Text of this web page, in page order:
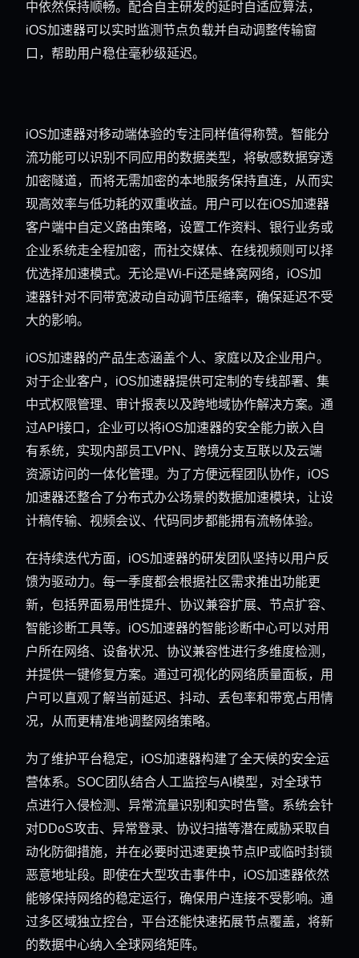
中依然保持顺畅。配合自主研发的延时自适应算法，
iOS加速器可以实时监测节点负载并自动调整传输窗
口，帮助用户稳住毫秒级延迟。
iOS加速器对移动端体验的专注同样值得称赞。智能分
流功能可以识别不同应用的数据类型，将敏感数据穿透
加密隧道，而将无需加密的本地服务保持直连，从而实
现高效率与低功耗的双重收益。用户可以在iOS加速器
客户端中自定义路由策略，设置工作资料、银行业务或
企业系统走全程加密，而社交媒体、在线视频则可以择
优选择加速模式。无论是Wi-Fi还是蜂窝网络，iOS加
速器针对不同带宽波动自动调节压缩率，确保延迟不受
大的影响。
iOS加速器的产品生态涵盖个人、家庭以及企业用户。
对于企业客户，iOS加速器提供可定制的专线部署、集
中式权限管理、审计报表以及跨地域协作解决方案。通
过API接口，企业可以将iOS加速器的安全能力嵌入自
有系统，实现内部员工VPN、跨境分支互联以及云端
资源访问的一体化管理。为了方便远程团队协作，iOS
加速器还整合了分布式办公场景的数据加速模块，让设
计稿传输、视频会议、代码同步都能拥有流畅体验。
在持续迭代方面，iOS加速器的研发团队坚持以用户反
馈为驱动力。每一季度都会根据社区需求推出功能更
新，包括界面易用性提升、协议兼容扩展、节点扩容、
智能诊断工具等。iOS加速器的智能诊断中心可以对用
户所在网络、设备状况、协议兼容性进行多维度检测，
并提供一键修复方案。通过可视化的网络质量面板，用
户可以直观了解当前延迟、抖动、丢包率和带宽占用情
况，从而更精准地调整网络策略。
为了维护平台稳定，iOS加速器构建了全天候的安全运
营体系。SOC团队结合人工监控与AI模型，对全球节
点进行入侵检测、异常流量识别和实时告警。系统会针
对DDoS攻击、异常登录、协议扫描等潜在威胁采取自
动化防御措施，并在必要时迅速更换节点IP或临时封锁
恶意地址段。即使在大型攻击事件中，iOS加速器依然
能够保持网络的稳定运行，确保用户连接不受影响。通
过多区域独立控台，平台还能快速拓展节点覆盖，将新
的数据中心纳入全球网络矩阵。